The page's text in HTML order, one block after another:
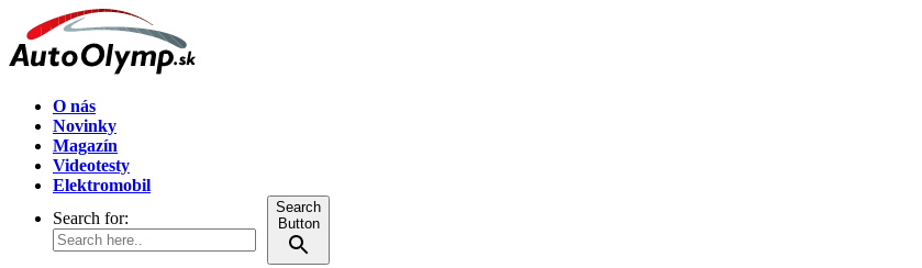
O nás
Novinky
Magazín
Videotesty
Elektromobil
Search for:
Search
Button